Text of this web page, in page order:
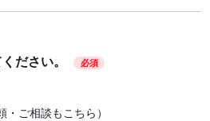
ださい。 必須
・ご相談もこちら）